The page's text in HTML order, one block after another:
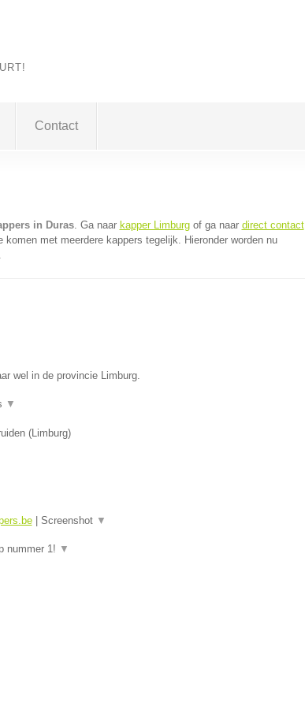
Contact
in Duras. Ga naar kapper Limburgof ga naar direct contact
met meerdere kappers tegelijk. Hieronder worden nu
wel in de provincie Limburg.
▼
(Limburg)
| Screenshot ▼
nummer 1! ▼